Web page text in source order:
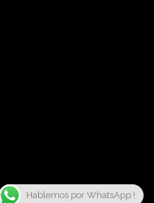
Hablemos por WhatsApp !